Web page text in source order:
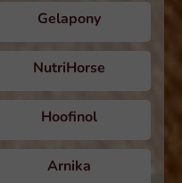
Gelapony
NutriHorse
Hoofinol
Arnika